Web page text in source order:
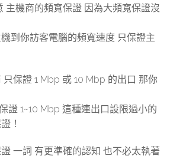
主機商的頻寬保證 因為大頻寬保證沒
到你訪客電腦的頻寬速度 只保證主
保證 1 Mbp 或 10 Mbp 的出口 那你
證 1~10 Mbp 這種連出口設限過小的
！
一詞 有更準確的認知 也不必太執著